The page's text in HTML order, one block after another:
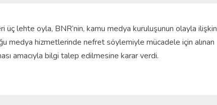
üç lehte oyla, BNR’nin, kamu medya kuruluşunun olayla ilişkin
medya hizmetlerinde nefret söylemiyle mücadele için alınan
amacıyla bilgi talep edilmesine karar verdi.